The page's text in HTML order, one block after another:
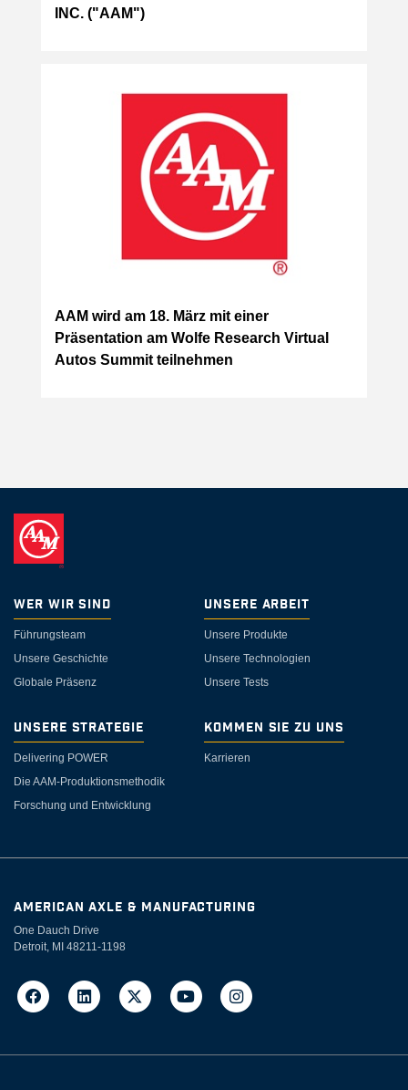
INC. ("AAM")
AAM wird am 18. März mit einer
Präsentation am Wolfe Research Virtual
Autos Summit teilnehmen
Wer wir sind
Führungsteam
Unsere Geschichte
Globale Präsenz
Unsere Arbeit
Unsere Produkte
Unsere Technologien
Unsere Tests
Unsere Strategie
Delivering POWER
Die AAM-Produktionsmethodik
Forschung und Entwicklung
Kommen Sie zu uns
Karrieren
AMERICAN AXLE & MANUFACTURING
One Dauch Drive
Detroit, MI 48211-1198